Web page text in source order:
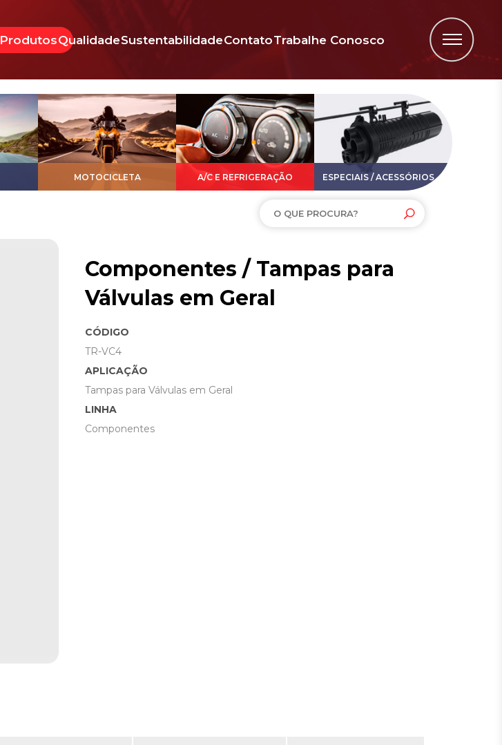
ProdutosQualidadeSustentabilidadeContatoTrabalhe Conosco
MOTOCICLETA A/C E REFRIGERAÇÃO ESPECIAIS / ACESSÓRIOS
Componentes / Tampas para
Válvulas em Geral
CÓDIGO
TR-VC4
APLICAÇÃO
Tampas para Válvulas em Geral
LINHA
Componentes